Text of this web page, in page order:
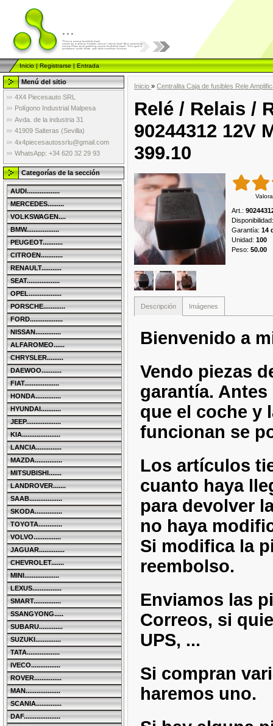
...
Inicio|Registrarse|Entrada
Menú del sitio
4X4 Piecesauto SRL
Polígono Industrial Malpesa
Avda. de la industria 31
41909 Salteras (Sevilla)
4x4piecesautossrlu@gmail.com
WhatsApp: +34 620 32 29 93
Categorías de la sección
AUDI..................
MERCEDES.........
VOLKSWAGEN....
BMW..................
PEUGEOT...........
CITROEN............
RENAULT...........
SEAT..................
OPEL..................
PORSCHE............
FORD..................
NISSAN..............
ALFAROMEO......
CHRYSLER.........
DAEWOO...........
FIAT...................
HONDA..............
HYUNDAI...........
JEEP...................
KIA.....................
LANCIA..............
MAZDA...............
MITSUBISHI.......
LANDROVER.......
SAAB..................
SKODA...............
TOYOTA.............
VOLVO...............
JAGUAR..............
CHEVROLET.......
MINI...................
LEXUS................
SMART...............
SSANGYONG.....
SUBARU.............
SUZUKI..............
TATA..................
IVECO................
ROVER...............
MAN...................
SCANIA..............
DAF....................
Inicio » Centralita Caja de fusibles Rele
Relé / Relais /
90244312 12V
399.10
Art. :
Disponibilidad:
Garantía: 14
Unidad: 100
Peso: 50.00
Descripción Imágenes
Bienvenido a
Vendo piezas
garantía.
que el coche y
funcionan se
Los artículos
cuanto haya
para devolver
no haya
Si modifica la
reembolso.
Enviamos las
Correos, si
UPS, ...
Si compran
haremos uno.